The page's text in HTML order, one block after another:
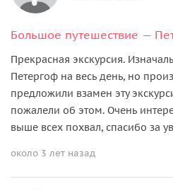
Прекрасная экскурсия.
Петергоф на весь день, но
предложили взамен эту
пожалели об этом. Очень
выше всех похвал, спасибо за
около 3 лет назад